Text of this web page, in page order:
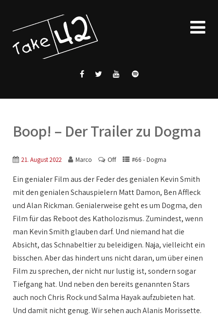
Boop! – Der Trailer zu Dogma
21. August 2022 Marco Off #66 - Dogma
Ein genialer Film aus der Feder des genialen Kevin Smith
mit den genialen Schauspielern Matt Damon, Ben Affleck
und Alan Rickman. Genialerweise geht es um Dogma, den
Film für das Reboot des Katholozismus. Zumindest, wenn
man Kevin Smith glauben darf. Und niemand hat die
Absicht, das Schnabeltier zu beleidigen. Naja, vielleicht ein
bisschen. Aber das hindert uns nicht daran, um über einen
Film zu sprechen, der nicht nur lustig ist, sondern sogar
Tiefgang hat. Und neben den bereits genannten Stars
auch noch Chris Rock und Salma Hayak aufzubieten hat.
Und damit nicht genug. Wir sehen auch Alanis Morissette.